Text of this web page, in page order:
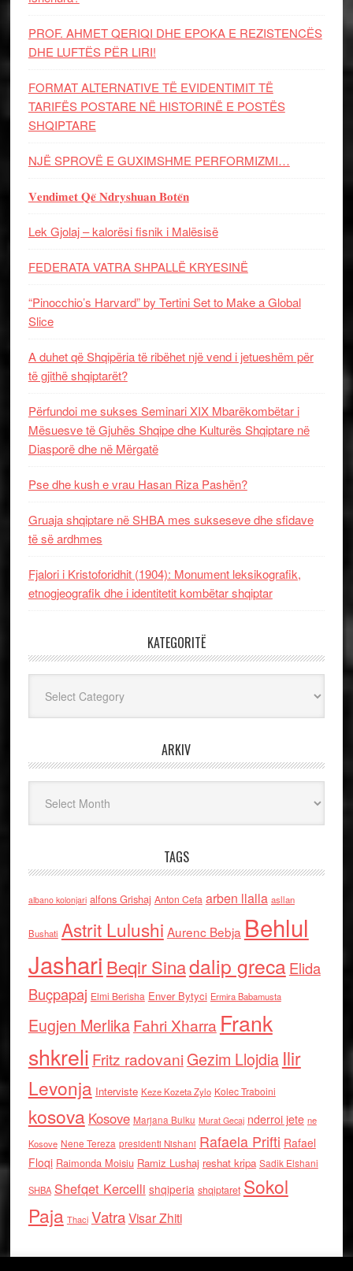
PROF. AHMET QERIQI DHE EPOKA E REZISTENCЁS
DHE LUFTЁS PЁR LIRI!
FORMAT ALTERNATIVE TË EVIDENTIMIT TË
TARIFËS POSTARE NË HISTORINË E POSTËS
SHQIPTARE
NJË SPROVË E GUXIMSHME PERFORMIZMI…
𝐕𝐞𝐧𝐝𝐢𝐦𝐞𝐭 𝐐𝐞̈ 𝐍𝐝𝐫𝐲𝐬𝐡𝐮𝐚𝐧 𝐁𝐨𝐭𝐞̈𝐧
Lek Gjolaj – kalorësi fisnik i Malësisë
FEDERATA VATRA SHPALLË KRYESINË
“Pinocchio’s Harvard” by Tertini Set to Make a Global
Slice
A duhet që Shqipëria të ribëhet një vend i jetueshëm për
të gjithë shqiptarët?
Përfundoi me sukses Seminari XIX Mbarëkombëtar i
Mësuesve të Gjuhës Shqipe dhe Kulturës Shqiptare në
Diasporë dhe në Mërgatë
Pse dhe kush e vrau Hasan Riza Pashën?
Gruaja shqiptare në SHBA mes sukseseve dhe sfidave
të së ardhmes
Fjalori i Kristoforidhit (1904): Monument leksikografik,
etnogjeografik dhe i identitetit kombëtar shqiptar
KATEGORITË
ARKIV
TAGS
albano kolonjari alfons Grishaj Anton Cefa arben llalla asllan
Bushati Astrit Lulushi Aurenc Bebja Behlul
Jashari Beqir Sinadalip grecaElida
Buçpapaj Elmi Berisha Enver Bytyci Ermira Babamusta
Eugjen MerlikaFahri Xharra Frank
shkreli Fritz radovaniGezim Llojdia Ilir
Levonja Interviste Keze Kozeta Zylo Kolec Traboini
kosova Kosove Marjana Bulku Murat Gecaj nderroi jete ne
Kosove Nene Tereza presidenti Nishani Rafaela Prifti Rafael
Floqi Raimonda Moisiu Ramiz Lushaj reshat kripa Sadik Elshani
SHBA Shefqet Kercelli shqiperia shqiptaret Sokol
Paja Thaci VatraVisar Zhiti